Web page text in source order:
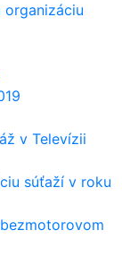
organizáciu
v Televízii
súťaží v roku